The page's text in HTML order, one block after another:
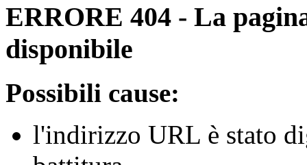
ERRORE 404 - La
disponibile
Possibili cause:
l'indirizzo URL è stato